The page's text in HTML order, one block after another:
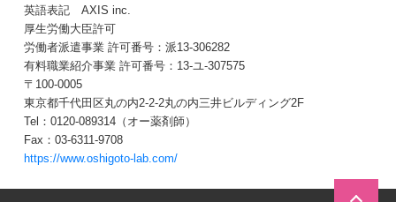
英語表記 AXIS inc.
厚生労働大臣許可
労働者派遣事業 許可番号：派13-306282
有料職業紹介事業 許可番号：13-ユ-307575
〒100-0005
東京都千代田区丸の内2-2-2丸の内三井ビルディング2F
Tel：0120-089314（オー薬剤師）
Fax：03-6311-9708
https://www.oshigoto-lab.com/